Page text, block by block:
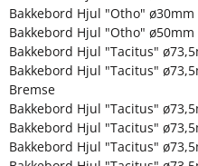
Bakkebord Hjul "Otho" ø30mm
Bakkebord Hjul "Otho" ø50mm
Bakkebord Hjul "Tacitus"
Bakkebord Hjul "Tacitus"
Bremse
Bakkebord Hjul "Tacitus"
Bakkebord Hjul "Tacitus"
Bakkebord Hjul "Tacitus"